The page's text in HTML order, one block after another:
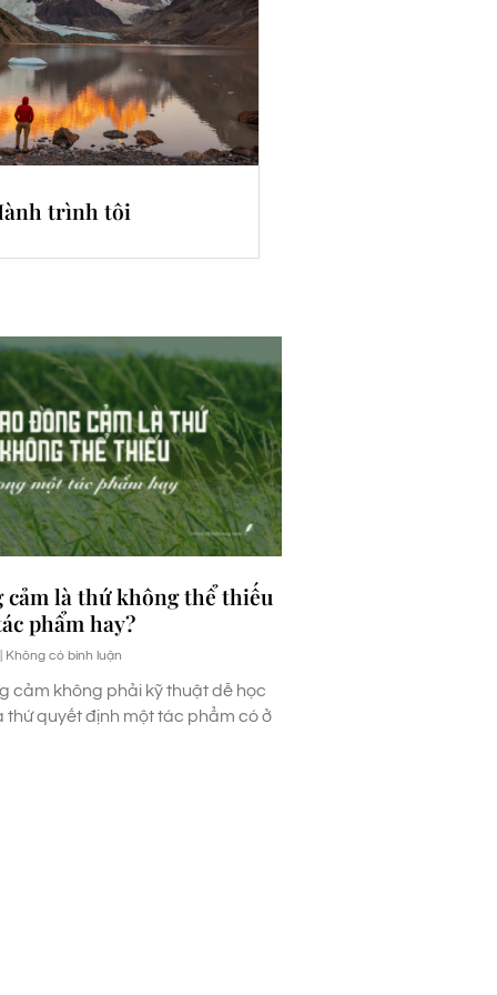
trình tôi
cảm là thứ không thể thiếu
phẩm hay?
Không có bình luận
cảm không phải kỹ thuật dễ học
thứ quyết định một tác phẩm có ở